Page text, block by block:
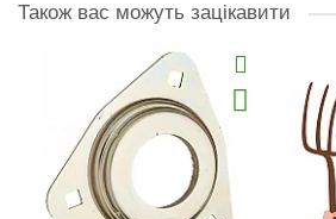
Також вас можуть зацікавити